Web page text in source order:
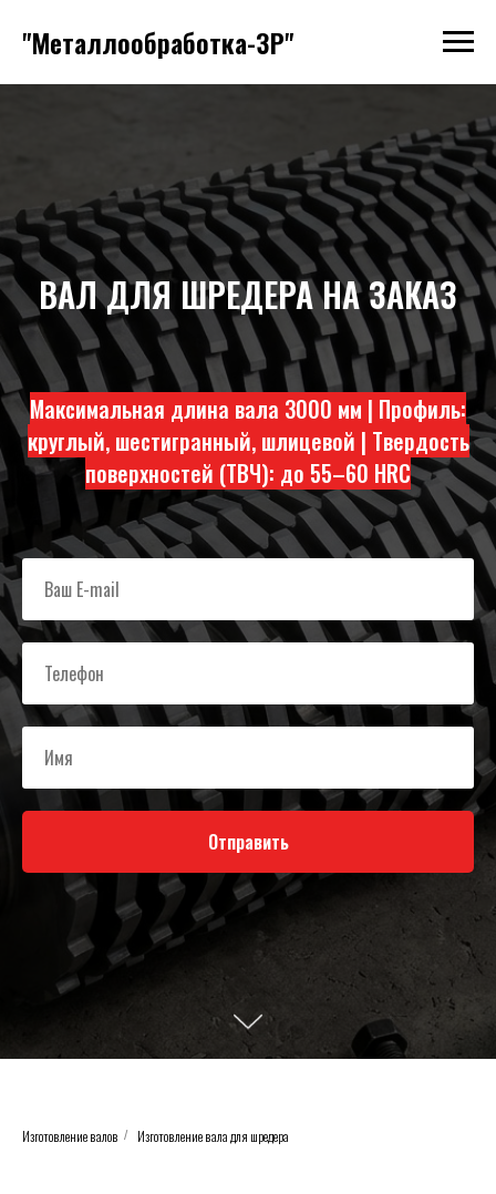
"Металлообработка-ЗР"
ВАЛ ДЛЯ ШРЕДЕРА НА ЗАКАЗ
Максимальная длина вала 3000 мм | Профиль:
круглый, шестигранный, шлицевой | Твердость
поверхностей (ТВЧ): до 55–60 HRC
Отправить
Изготовление валов / Изготовление вала для шредера